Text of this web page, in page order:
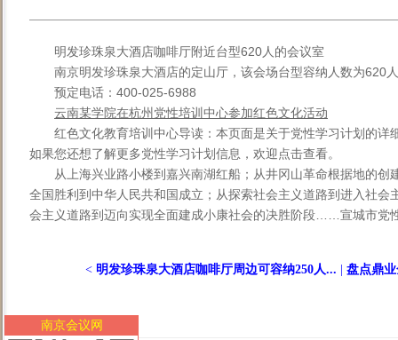
明发珍珠泉大酒店咖啡厅附近台型620人的会议室
南京明发珍珠泉大酒店的定山厅，该会场台型容纳人数为
预定电话：400-025-6988
云南某学院在杭州党性培训中心参加红色文化活动
红色文化教育培训中心导读：本页面是关于党性学习计划的详
如果您还想了解更多党性学习计划信息，欢迎点击查看。
从上海兴业路小楼到嘉兴南湖红船；从井冈山革命根据地的
全国胜利到中华人民共和国成立；从探索社会主义道路到进入社会
会主义道路到迈向实现全面建成小康社会的决胜阶段……宣城市党
< 明发珍珠泉大酒店咖啡厅周边可容纳250人... 盘点鼎
南京会议网